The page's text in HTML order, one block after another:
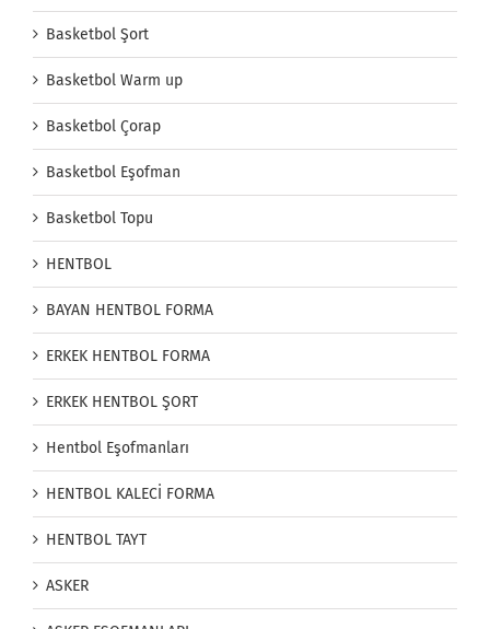
Basketbol Şort
Basketbol Warm up
Basketbol Çorap
Basketbol Eşofman
Basketbol Topu
HENTBOL
BAYAN HENTBOL FORMA
ERKEK HENTBOL FORMA
ERKEK HENTBOL ŞORT
Hentbol Eşofmanları
HENTBOL KALECİ FORMA
HENTBOL TAYT
ASKER